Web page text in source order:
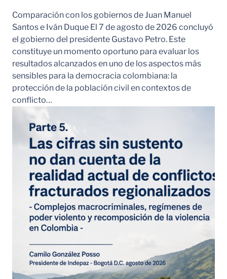
Comparación con los gobiernos de Juan Manuel
Santos e Iván Duque El 7 de agosto de 2026 concluyó
el gobierno del presidente Gustavo Petro. Este
constituye un momento oportuno para evaluar los
resultados alcanzados en uno de los aspectos más
sensibles para la democracia colombiana: la
protección de la población civil en contextos de
conflicto…